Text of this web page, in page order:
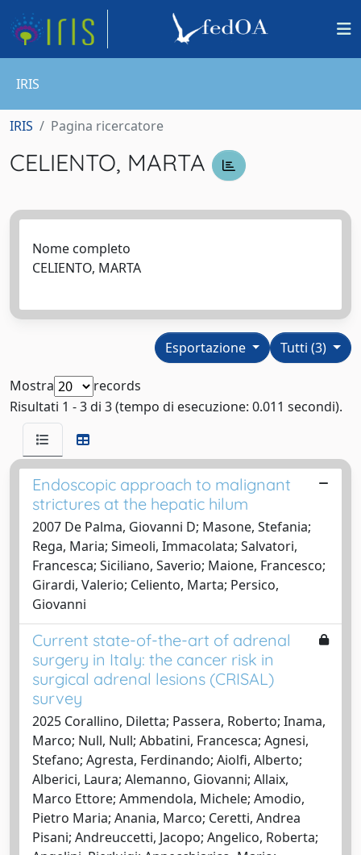
IRIS
IRIS Pagina ricercatore
CELIENTO, MARTA
Nome completo
CELIENTO, MARTA
Tutti (3)
Esportazione
Mostra
records
Risultati 1 - 3 di 3 (tempo di esecuzione: 0.011 secondi).
Endoscopic approach to malignant
strictures at the hepatic hilum
2007 De Palma, Giovanni D; Masone, Stefania;
Rega, Maria; Simeoli, Immacolata; Salvatori,
Francesca; Siciliano, Saverio; Maione, Francesco;
Girardi, Valerio; Celiento, Marta; Persico,
Giovanni
Current state-of-the-art of adrenal
surgery in Italy: the cancer risk in
surgical adrenal lesions (CRISAL)
survey
2025 Corallino, Diletta; Passera, Roberto; Inama,
Marco; Null, Null; Abbatini, Francesca; Agnesi,
Stefano; Agresta, Ferdinando; Aiolfi, Alberto;
Alberici, Laura; Alemanno, Giovanni; Allaix,
Marco Ettore; Ammendola, Michele; Amodio,
Pietro Maria; Anania, Marco; Ceretti, Andrea
Pisani; Andreuccetti, Jacopo; Angelico, Roberta;